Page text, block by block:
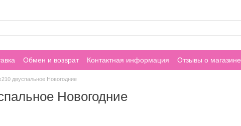
Обмен и возврат Контактная информация Отзывы о магазине
двуспальное Новогодние
Новогодние